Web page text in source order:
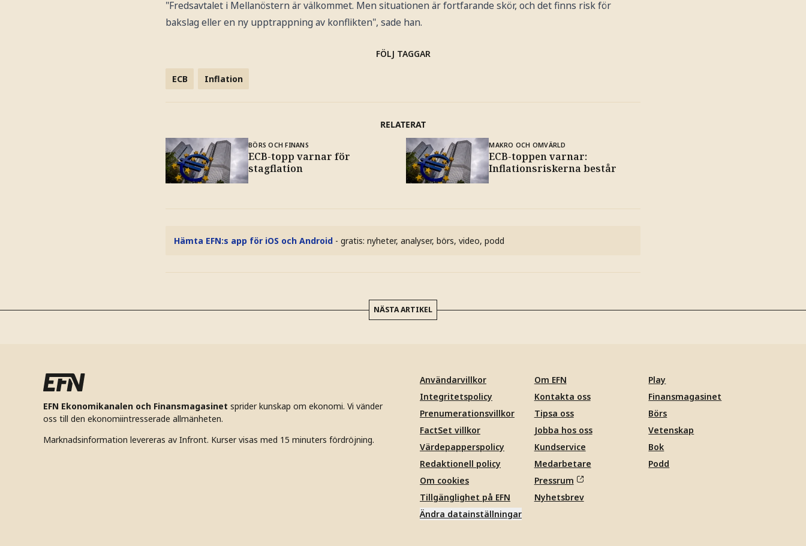
"Fredsavtalet i Mellanöstern är välkommet. Men situationen är fortfarande skör, och det finns risk för
bakslag eller en ny upptrappning av konflikten", sade han.
FÖLJ TAGGAR
ECB Inflation
RELATERAT
BÖRS OCH FINANS
ECB-topp varnar för
stagflation
MAKRO OCH OMVÄRLD
ECB-toppen varnar:
Inflationsriskerna består
Hämta EFN:s app för iOS och Android - gratis: nyheter, analyser, börs, video, podd
NÄSTA ARTIKEL
EFN Ekonomikanalen och Finansmagasinet sprider kunskap om ekonomi. Vi vänder
oss till den ekonomiintresserade allmänheten.
Marknadsinformation levereras av Infront. Kurser visas med 15 minuters fördröjning.
Användarvillkor
Integritetspolicy
Prenumerationsvillkor
FactSet villkor
Värdepapperspolicy
Redaktionell policy
Om cookies
Tillgänglighet på EFN
Ändra datainställningar
Om EFN
Kontakta oss
Tipsa oss
Jobba hos oss
Kundservice
Medarbetare
Pressrum
Nyhetsbrev
Play
Finansmagasinet
Börs
Vetenskap
Bok
Podd